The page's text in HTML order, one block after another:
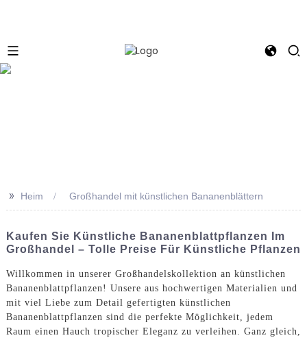
>> Heim Großhandel mit künstlichen Bananenblättern
Kaufen Sie Künstliche Bananenblattpflanzen Im
Großhandel – Tolle Preise Für Künstliche Pflanzen
Willkommen in unserer Großhandelskollektion an künstlichen
Bananenblattpflanzen! Unsere aus hochwertigen Materialien und
mit viel Liebe zum Detail gefertigten künstlichen
Bananenblattpflanzen sind die perfekte Möglichkeit, jedem
Raum einen Hauch tropischer Eleganz zu verleihen. Ganz gleich,